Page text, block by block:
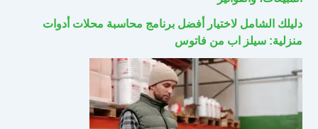
دليلك الشامل لاختيار أفضل برنامج محاسبة محلات أدوات
منزلية: سيلز اب من فاتوس